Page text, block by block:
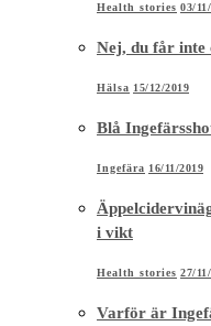
Health stories 03/
Nej, du får inte
Hälsa 15/12/2019
Blå
Ingefära 16/11/2019
i vikt
Health stories 27/
Varför är